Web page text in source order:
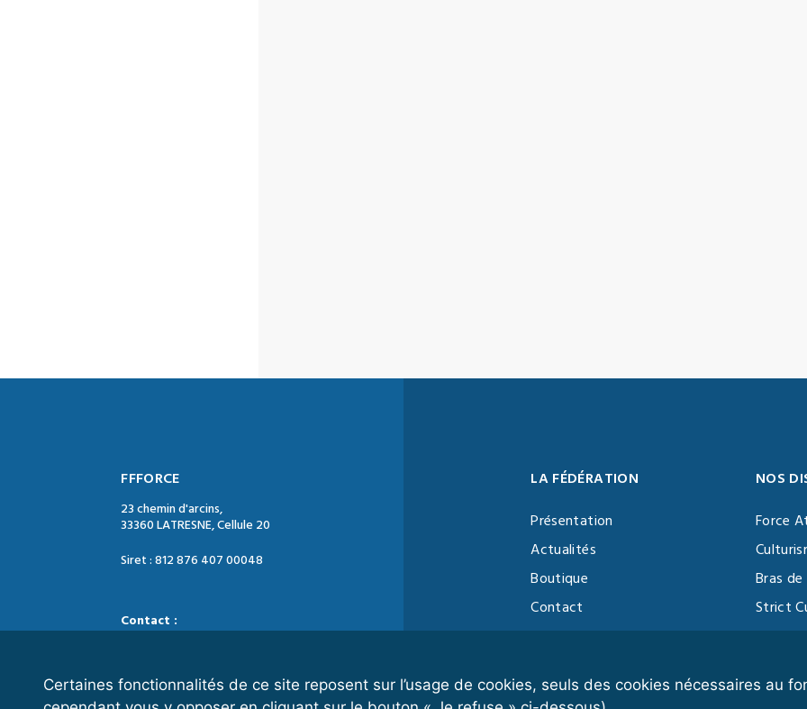
Certaines fonctionnalités de ce site reposent sur l’usage de cookies, seuls des cookies nécessaires au
FFFORCE
23 chemin d'arcins,
33360 LATRESNE, Cellule 20
Siret : 812 876 407 00048
Contact :
LA FÉDÉRATION
Présentation
Actualités
Boutique
Contact
Vidéothèque
NOS
Force
Bras
Strict